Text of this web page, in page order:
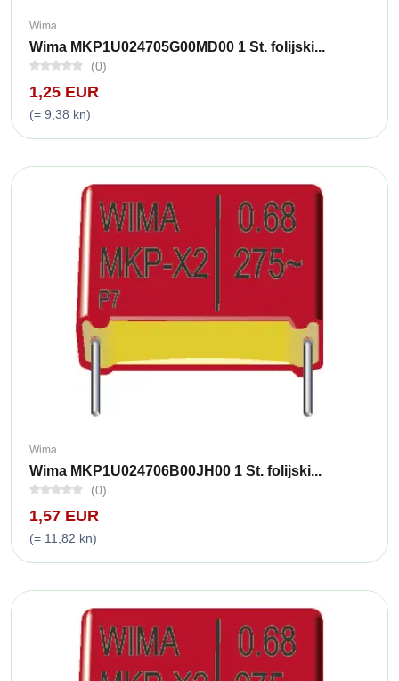
Wima
Wima MKP1U024705G00MD00 1 St. folijski...
(0)
1,25 EUR
(= 9,38 kn)
Wima
Wima MKP1U024706B00JH00 1 St. folijski...
(0)
1,57 EUR
(= 11,82 kn)